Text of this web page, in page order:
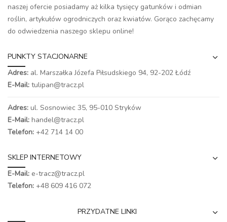
naszej ofercie posiadamy aż kilka tysięcy gatunków i odmian
roślin, artykułów ogrodniczych oraz kwiatów. Gorąco zachęcamy
do odwiedzenia naszego sklepu online!
PUNKTY STACJONARNE
Adres: al. Marszałka Józefa Piłsudskiego 94, 92-202 Łódź
E-Mail: tulipan@tracz.pl
Adres: ul. Sosnowiec 35, 95-010 Stryków
E-Mail: handel@tracz.pl
Telefon: +42 714 14 00
SKLEP INTERNETOWY
E-Mail: e-tracz@tracz.pl
Telefon: +48 609 416 072
PRZYDATNE LINKI